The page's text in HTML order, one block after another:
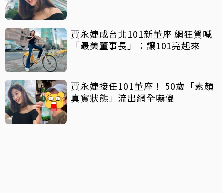
賈永婕成台北101新董座 網狂賀喊
「最美董事長」：讓101亮起來
賈永婕接任101董座！ 50歲「素顏
真實狀態」流出網全嚇傻